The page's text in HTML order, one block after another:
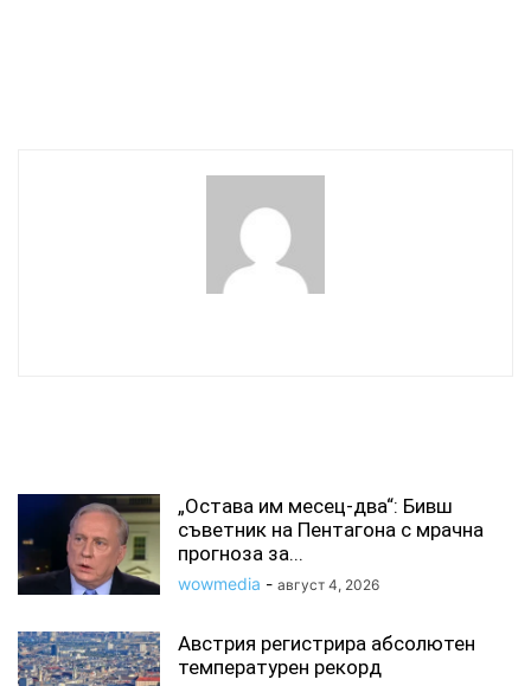
„Остава им месец-два“: Бивш
съветник на Пентагона с мрачна
прогноза за...
wowmedia - август 4, 2026
Австрия регистрира абсолютен
температурен рекорд